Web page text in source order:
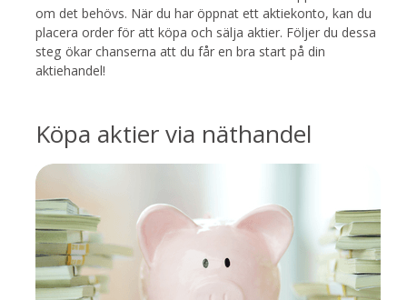
om det behövs. När du har öppnat ett aktiekonto, kan du
placera order för att köpa och sälja aktier. Följer du dessa
steg ökar chanserna att du får en bra start på din
aktiehandel!
Köpa aktier via näthandel